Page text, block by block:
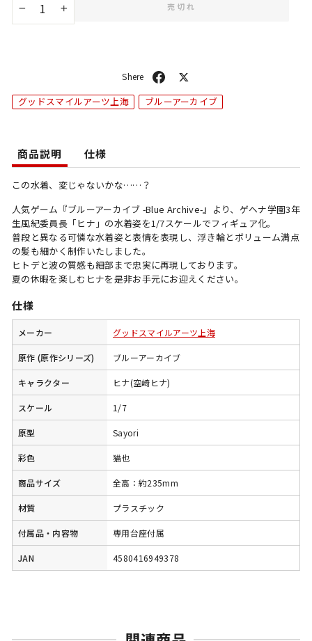
+
売切れ
シ
ア
ト
グッドスマイルアーツ上海 ブルーアーカイブ
商品説明 仕様
この水着、変じゃないかな……？
人気ゲーム『ブルーアーカイブ -Blue Archive-』より、ゲヘナ学園3年
生風紀委員長「ヒナ」の水着姿を1/7スケールでフィギュア化。
普段と異なる可憐な水着姿と表情を表現し、浮き輪とボリューム満点
の髪も細かく制作いたしました。
ヒトデと波の質感も細部まで忠実に再現しております。
夏の休暇を楽しむヒナを是非お手元にお迎えください。
仕様
メーカー グッドスマイルアーツ上海
原作 (原作シリーズ) ブルーアーカイブ
キャラクター ヒナ(空崎ヒナ)
スケール 1/7
原型 Sayori
彩色 猫也
商品サイズ 全高：約235mm
材質 プラスチック
付属品・内容物 専用台座付属
JAN 4580416949378